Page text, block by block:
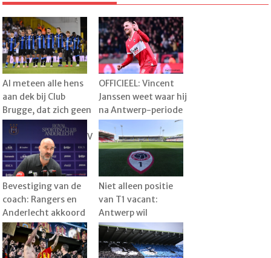
Al meteen alle hens
aan dek bij Club
Brugge, dat zich geen
misstap kan
veroorloven tegen KV
Kortrijk
OFFICIEEL: Vincent
Janssen weet waar hij
na Antwerp-periode
gaat voetballen en
kiest voor aparte
uitdaging
Bevestiging van de
coach: Rangers en
Anderlecht akkoord
over transfer, speler
al vertrokken naar
België
Niet alleen positie
van T1 vacant:
Antwerp wil
technische staf nog
verder verstevigen